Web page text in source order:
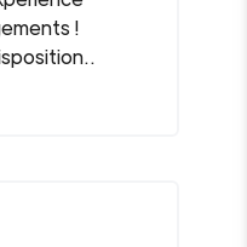
!